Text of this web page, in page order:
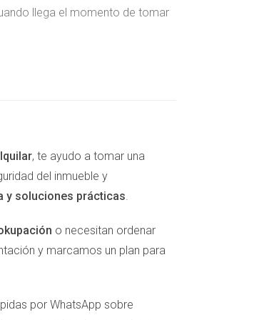
llega el momento de tomar
popular: “La casa es donde
un profundo conflicto interno,
piso estén cometiendo un error
y deterioro del mismo. El miedo
resulta actuar. En este contexto,
, te ayudo a tomar una
del inmueble y
y soluciones prácticas.
o necesitan ordenar
y marcamos un plan para
por WhatsApp sobre